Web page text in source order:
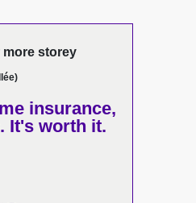
more storey
insurance,
It's worth it.